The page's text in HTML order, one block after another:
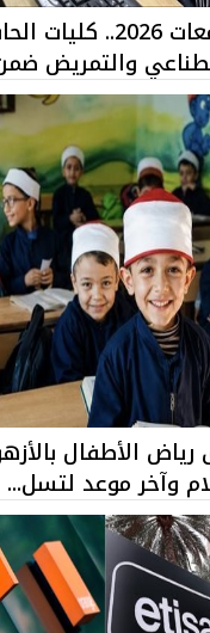
تنسيق الجامعات 2026..
والتمريض
الأطفال
وآخر موعد لتسل...